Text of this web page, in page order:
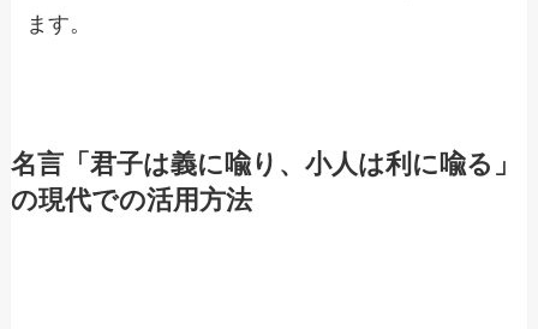
ます。
名言「君子は義に喩り、小人は利に喩る」
の現代での活用方法